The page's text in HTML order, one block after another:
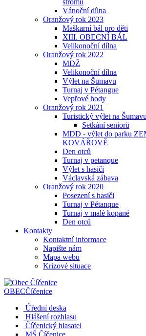
stromu
Vánoční dílna
Oranžový rok 2023
Maškarní bál pro děti
XIII. OBECNÍ BÁL
Velikonoční dílna
Oranžový rok 2022
MDŽ
Velikonoční dílna
Výlet na Šumavu
Turnaj v Pétangue
Vepřové hody
Oranžový rok 2021
Turistický výlet na Šumavu
Setkání seniorů
MDD - výlet do parku
KOVÁŘOVĚ
Den otců
Turnaj v petanque
Výlet s hasiči
Václavská zábava
Oranžový rok 2020
Posezení s hasiči
Turnaj v Pétanque
Turnaj v malé kopané
Den otců
Kontakty
Kontaktní informace
Napište nám
Mapa webu
Krizové situace
OBECČíčenice
Úřední deska
Hlášení rozhlasu
Číčenický hlasatel
MŠ Číčenice